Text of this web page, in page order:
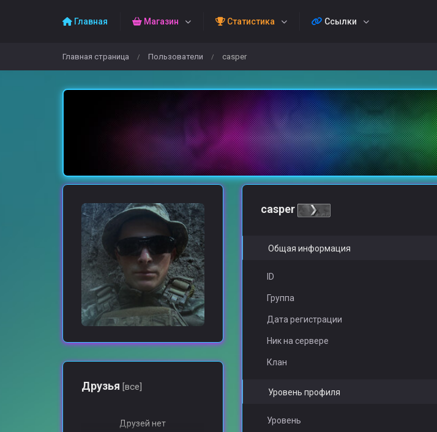
Главная Магазин Статистика Ссылки
Главная страница / Пользователи / casper
Друзья [все]
Друзей нет
casper
Общая информация
ID
Группа
Дата регистрации
Ник на сервере
Клан
Уровень профиля
Уровень